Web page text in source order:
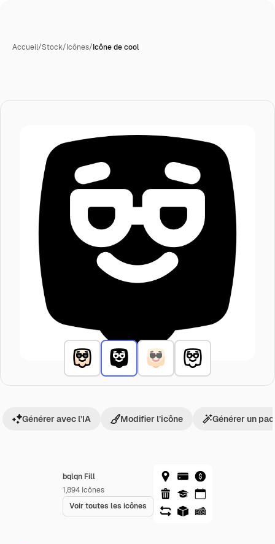
Accueil/Stock/Icônes/Icône de cool
bqlqn Fill
1,894 Icônes
Voir toutes les icônes
Générer avec l’IA Modifier l’icône Générer un